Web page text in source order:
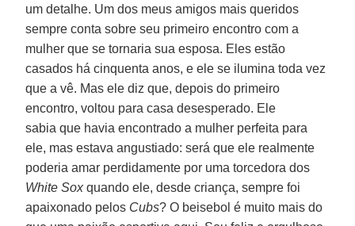
um detalhe. Um dos meus amigos mais queridos
sempre conta sobre seu primeiro encontro com a
mulher que se tornaria sua esposa. Eles estão
casados há cinquenta anos, e ele se ilumina toda vez
que a vê. Mas ele diz que, depois do primeiro
encontro, voltou para casa desesperado. Ele
sabia que havia encontrado a mulher perfeita para
ele, mas estava angustiado: será que ele realmente
poderia amar perdidamente por uma torcedora dos
White Soxquando ele, desde criança, sempre foi
apaixonado pelos Cubs? O beisebol é muito mais do